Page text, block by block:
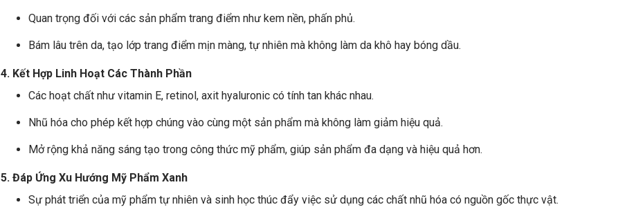
Quan trọng đối với các sản phẩm trang điểm như kem nền, phấn phủ.
Bám lâu trên da, tạo lớp trang điểm mịn màng, tự nhiên mà không làm da khô hay bóng dầu.
4. Kết Hợp Linh Hoạt Các Thành Phần
Các hoạt chất như vitamin E, retinol, axit hyaluronic có tính tan khác nhau.
Nhũ hóa cho phép kết hợp chúng vào cùng một sản phẩm mà không làm giảm hiệu quả.
Mở rộng khả năng sáng tạo trong công thức mỹ phẩm, giúp sản phẩm đa dạng và hiệu quả hơn.
5. Đáp Ứng Xu Hướng Mỹ Phẩm Xanh
Sự phát triển của mỹ phẩm tự nhiên và sinh học thúc đẩy việc sử dụng các chất nhũ hóa có nguồn gốc thực vật.